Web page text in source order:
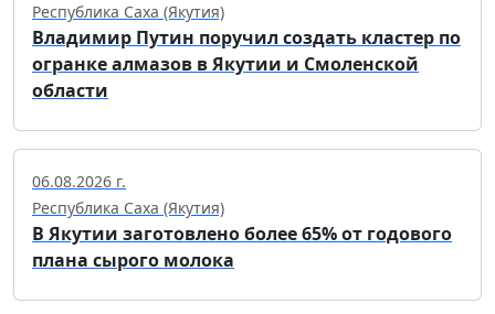
Республика Саха (Якутия)
Владимир Путин поручил создать кластер по
огранке алмазов в Якутии и Смоленской
области
06.08.2026 г.
Республика Саха (Якутия)
В Якутии заготовлено более 65% от годового
плана сырого молока